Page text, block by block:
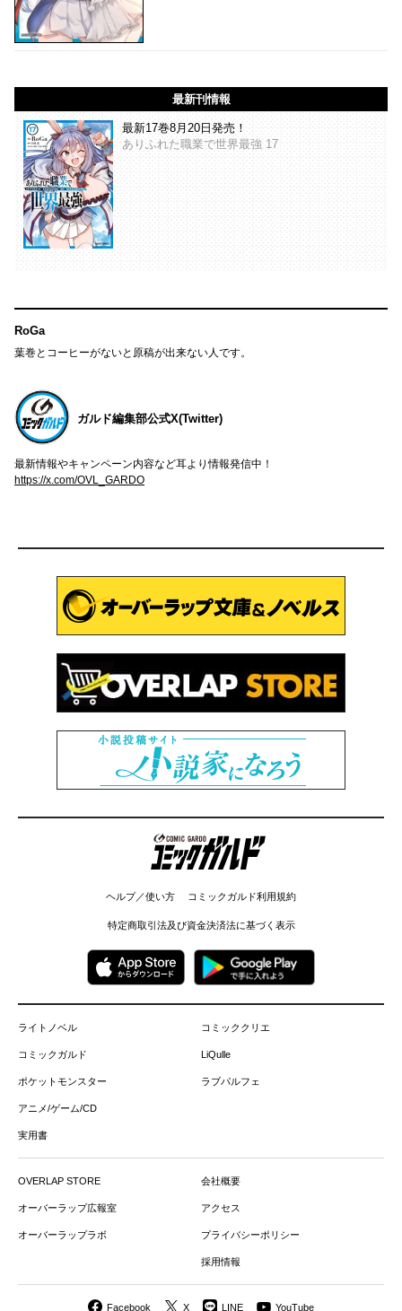
最新刊情報
最新17巻8月20日発売！
ありふれた職業で世界最強 17
RoGa
葉巻とコーヒーがないと原稿が出来ない人です。
ガルド編集部公式X(Twitter)
最新情報やキャンペーン内容など耳より情報発信中！
https://x.com/OVL_GARDO
コミックガルド
ヘルプ／使い方 コミックガルド利用規約
特定商取引法及び資金決済法に基づく表示
ライトノベル
コミックガルド
ポケットモンスター
アニメ/ゲーム/CD
実用書
コミッククリエ
LiQulle
ラブパルフェ
OVERLAP STORE
オーバーラップ広報室
オーバーラップラボ
会社概要
アクセス
プライバシーポリシー
採用情報
Facebook X LINE YouTube